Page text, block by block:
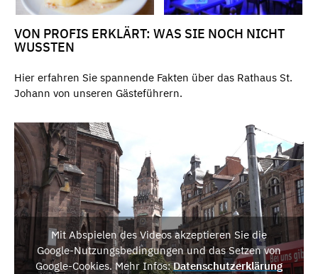
VON PROFIS ERKLÄRT: WAS SIE NOCH NICHT
WUSSTEN
Hier erfahren Sie spannende Fakten über das Rathaus St.
Johann von unseren Gästeführern.
Mit Abspielen des Videos akzeptieren Sie die
Google-Nutzungsbedingungen und das Setzen von
Google-Cookies. Mehr Infos:Datenschutzerklärung